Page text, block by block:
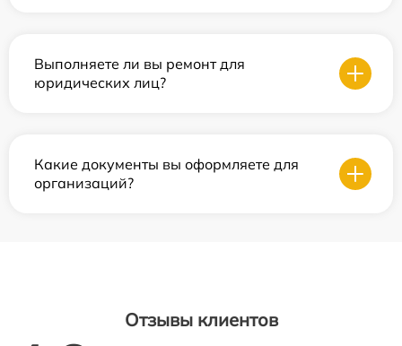
Выполняете ли вы ремонт для
юридических лиц?
Какие документы вы оформляете для
организаций?
Отзывы клиентов